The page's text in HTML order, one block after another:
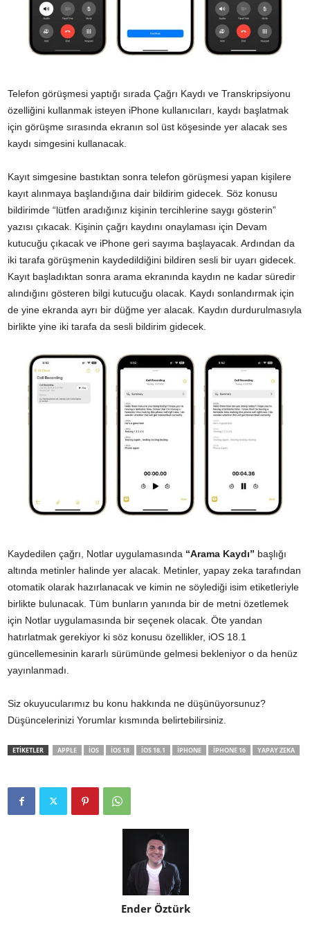
Telefon görüşmesi yaptığı sırada Çağrı Kaydı ve Transkripsiyonu
özelliğini kullanmak isteyen iPhone kullanıcıları, kaydı başlatmak
için görüşme sırasında ekranın sol üst köşesinde yer alacak ses
kaydı simgesini kullanacak.
Kayıt simgesine bastıktan sonra telefon görüşmesi yapan kişilere
kayıt alınmaya başlandığına dair bildirim gidecek. Söz konusu
bildirimde “lütfen aradığınız kişinin tercihlerine saygı gösterin”
yazısı çıkacak. Kişinin çağrı kaydını onaylaması için Devam
kutucuğu çıkacak ve iPhone geri sayıma başlayacak. Ardından da
iki tarafa görüşmenin kaydedildiğini bildiren sesli bir uyarı gidecek.
Kayıt başladıktan sonra arama ekranında kaydın ne kadar süredir
alındığını gösteren bilgi kutucuğu olacak. Kaydı sonlandırmak için
de yine ekranda ayrı bir düğme yer alacak. Kaydın durdurulmasıyla
birlikte yine iki tarafa da sesli bildirim gidecek.
Kaydedilen çağrı, Notlar uygulamasında “Arama Kaydı” başlığı
altında metinler halinde yer alacak. Metinler, yapay zeka tarafından
otomatik olarak hazırlanacak ve kimin ne söylediği isim etiketleriyle
birlikte bulunacak. Tüm bunların yanında bir de metni özetlemek
için Notlar uygulamasında bir seçenek olacak. Öte yandan
hatırlatmak gerekiyor ki söz konusu özellikler, iOS 18.1
güncellemesinin kararlı sürümünde gelmesi bekleniyor o da henüz
yayınlanmadı.
Siz okuyucularımız bu konu hakkında ne düşünüyorsunuz?
Düşüncelerinizi Yorumlar kısmında belirtebilirsiniz.
ETİKETLER APPLE IOS IOS 18 IOS 18.1 IPHONE IPHONE 16 YAPAY ZEKA
Ender Öztürk